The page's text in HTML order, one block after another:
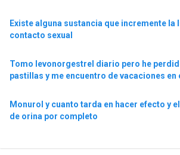
Existe alguna sustancia que incremente la
contacto sexual
Tomo levonorgestrel diario pero he
pastillas y me encuentro de vacaciones en
Monurol y cuanto tarda en hacer efecto y
de orina por completo